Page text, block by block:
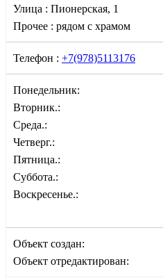
Улица : Пионерская, 1
Прочее : рядом с храмом
Телефон : +7(978)5113176
Понедельник:
Вторник.:
Среда.:
Четверг.:
Пятница.:
Суббота.:
Воскресенье.:
Объект создан:
Объект отредактирован: